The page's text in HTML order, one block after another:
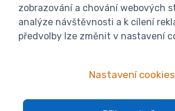
zobrazování a chování webových
analýze návštěvnosti a k cílení
předvolby lze změnit v nastavení
Nastavení cookies